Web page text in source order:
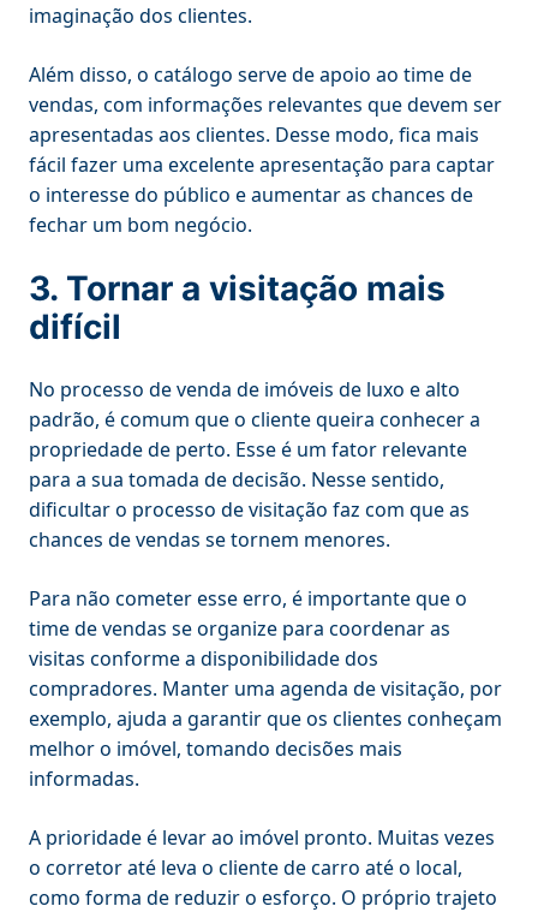
imaginação dos clientes.
Além disso, o catálogo serve de apoio ao time de
vendas, com informações relevantes que devem ser
apresentadas aos clientes. Desse modo, fica mais
fácil fazer uma excelente apresentação para captar
o interesse do público e aumentar as chances de
fechar um bom negócio.
3. Tornar a visitação mais
difícil
No processo de venda de imóveis de luxo e alto
padrão, é comum que o cliente queira conhecer a
propriedade de perto. Esse é um fator relevante
para a sua tomada de decisão. Nesse sentido,
dificultar o processo de visitação faz com que as
chances de vendas se tornem menores.
Para não cometer esse erro, é importante que o
time de vendas se organize para coordenar as
visitas conforme a disponibilidade dos
compradores. Manter uma agenda de visitação, por
exemplo, ajuda a garantir que os clientes conheçam
melhor o imóvel, tomando decisões mais
informadas.
A prioridade é levar ao imóvel pronto. Muitas vezes
o corretor até leva o cliente de carro até o local,
como forma de reduzir o esforço. O próprio trajeto